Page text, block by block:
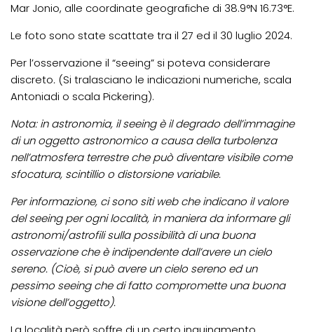
Mar Jonio, alle coordinate geografiche di 38.9°N 16.73°E.
Le foto sono state scattate tra il 27 ed il 30 luglio 2024.
Per l’osservazione il “seeing” si poteva considerare
discreto. (Si tralasciano le indicazioni numeriche, scala
Antoniadi o scala Pickering).
Nota: in astronomia, il seeing è il degrado dell’immagine
di un oggetto astronomico a causa della turbolenza
nell’atmosfera terrestre che può diventare visibile come
sfocatura, scintillio o distorsione variabile.
Per informazione, ci sono siti web che indicano il valore
del seeing per ogni località, in maniera da informare gli
astronomi/astrofili sulla possibilità di una buona
osservazione che è indipendente dall’avere un cielo
sereno. (Cioè, si può avere un cielo sereno ed un
pessimo seeing che di fatto compromette una buona
visione dell’oggetto).